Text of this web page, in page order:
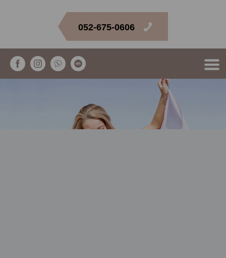
052-675-0606